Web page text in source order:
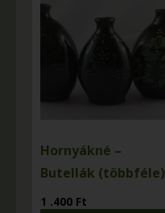
Hornyákné –
Butellák (többféle)
1 .400 Ft